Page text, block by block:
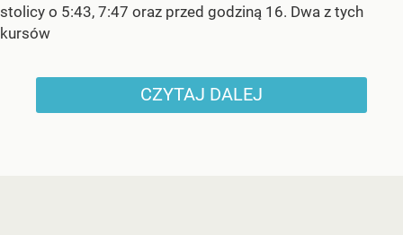
stolicy o 5:43, 7:47 oraz przed godziną 16. Dwa z tych
kursów
CZYTAJ DALEJ